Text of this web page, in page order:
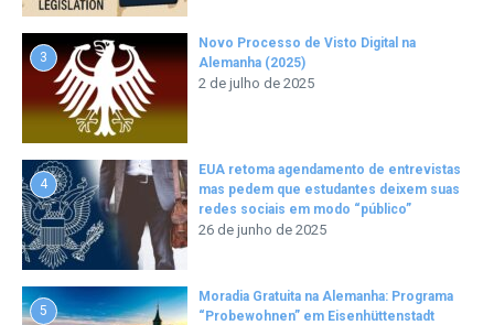
3
Novo Processo de Visto Digital na
Alemanha (2025)
2 de julho de 2025
4
EUA retoma agendamento de entrevistas
mas pedem que estudantes deixem suas
redes sociais em modo “público”
26 de junho de 2025
5
Moradia Gratuita na Alemanha: Programa
“Probewohnen” em Eisenhüttenstadt